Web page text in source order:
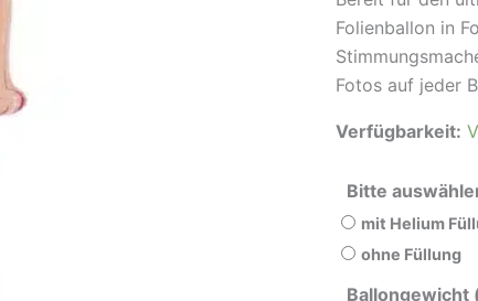
Folienballon in
Fotos auf jeder
Verfügbarkeit:
Bitte
mit Helium
ohne Füllung
Ballongewicht